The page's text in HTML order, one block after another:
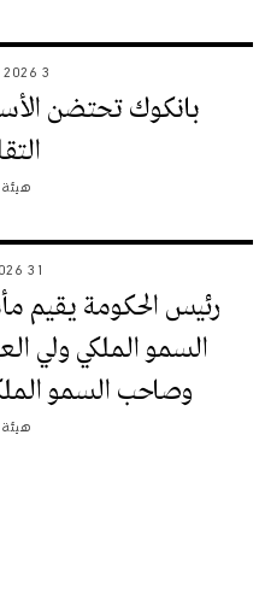
3 AUGUST 2026
بانكوك تحتضن
هيئة
31 JULY 2026
رئيس الحكومة يقيم
السمو الملكي ولي
وصاحب السمو
هيئة